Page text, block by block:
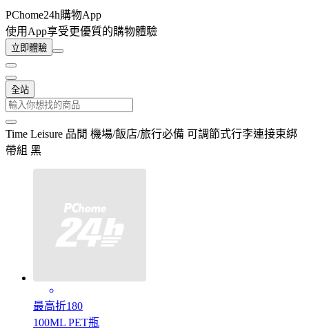
PChome24h購物App
使用App享受更優質的購物體驗
立即體驗
全站
Time Leisure 品閒 機場/飯店/旅行必備 可調節式行李連接束綁
帶組 黑
最高折180
100ML PET瓶